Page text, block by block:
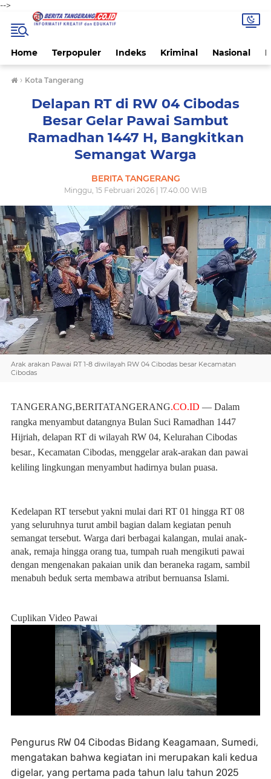
-->
Home Terpopuler Indeks Kriminal Nasional
› Kota Tangerang
Delapan RT di RW 04 Cibodas
Besar Gelar Pawai Sambut
Ramadhan 1447 H, Bangkitkan
Semangat Warga
BERITA TANGERANG
Minggu, 15 Februari 2026 | 17.40.00 WIB
Arak arakan Pawai RT 1-8 diwilayah RW 04 Cibodas besar Kecamatan
Cibodas
TANGERANG,BERITATANGERANG.CO.ID — Dalam
rangka menyambut datangnya Bulan Suci Ramadhan 1447
Hijriah, delapan RT di wilayah RW 04, Kelurahan Cibodas
besar., Kecamatan Cibodas, menggelar arak-arakan dan pawai
keliling lingkungan menyambut hadirnya bulan puasa.
Kedelapan RT tersebut yakni mulai dari RT 01 hingga RT 08
yang seluruhnya turut ambil bagian dalam kegiatan penuh
semangat tersebut. Warga dari berbagai kalangan, mulai anak-
anak, remaja hingga orang tua, tumpah ruah mengikuti pawai
dengan mengenakan pakaian unik dan beraneka ragam, sambil
menabuh beduk serta membawa atribut bernuansa Islami.
Cuplikan Video Pawai
Pengurus RW 04 Cibodas Bidang Keagamaan, Sumedi,
mengatakan bahwa kegiatan ini merupakan kali kedua
digelar, yang pertama pada tahun lalu tahun 2025